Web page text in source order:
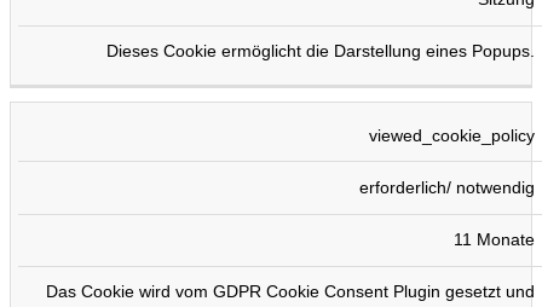
Dieses Cookie ermöglicht die Darstellung eines Popups.
viewed_cookie_policy
erforderlich/ notwendig
11 Monate
Das Cookie wird vom GDPR Cookie Consent Plugin gesetzt und